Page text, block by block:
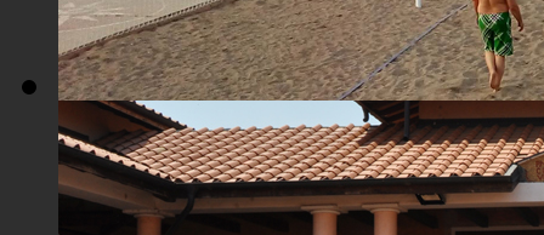
Плажа "Топољар" - Терени на песку